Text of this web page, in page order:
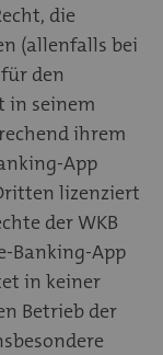
die
(allenfalls bei
den
in seinem
ihrem
App
lizenziert
der WKB
Banking-App
in keiner
Betrieb der